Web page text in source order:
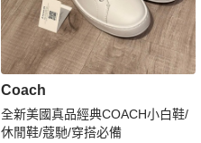
Coach
全新美國真品經典COACH小白鞋/
休閒鞋/蔻馳/穿搭必備